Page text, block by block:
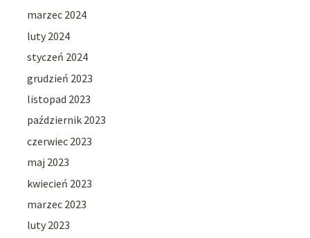
marzec 2024
luty 2024
styczeń 2024
grudzień 2023
listopad 2023
październik 2023
czerwiec 2023
maj 2023
kwiecień 2023
marzec 2023
luty 2023